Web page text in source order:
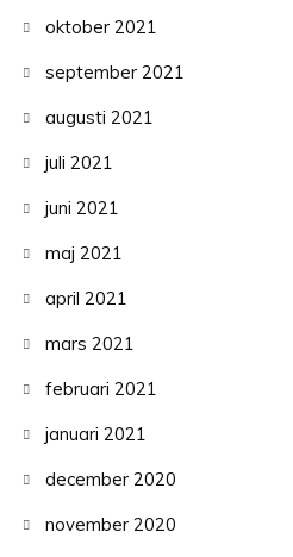
oktober 2021
september 2021
augusti 2021
juli 2021
juni 2021
maj 2021
april 2021
mars 2021
februari 2021
januari 2021
december 2020
november 2020